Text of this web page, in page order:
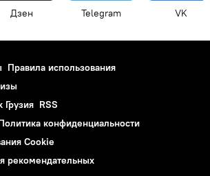
Дзен Telegram VK
Правила использования
RSS
конфиденциальности
Cookie
рекомендательных